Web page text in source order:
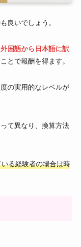
良いでしょう。
国語から日本語に訳
ことで報酬を得ます。
の実用的なレベルが
て異なり、換算方法
る経験者の場合は時